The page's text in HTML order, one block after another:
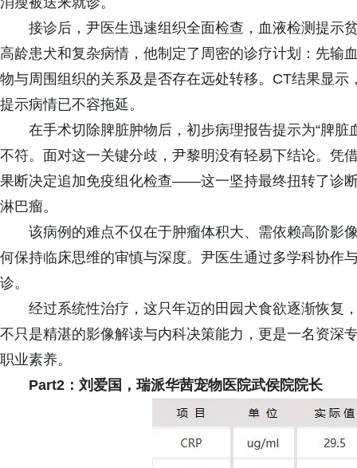
接诊后，尹医生迅速组织全面检查，血液检测提示
高龄患犬和复杂病情，他制定了周密的诊疗计划：先输
物与周围组织的关系及是否存在远处转移。CT结果显
提示病情已不容拖延。
在手术切除脾脏肿物后，初步病理报告提示为“脾
不符。面对这一关键分歧，尹黎明没有轻易下结论。凭
果断决定追加免疫组化检查——这一坚持最终扭转了诊
淋巴瘤。
该病例的难点不仅在于肿瘤体积大、需依赖高阶影
何保持临床思维的审慎与深度。尹医生通过多学科协作
诊。
经过系统性治疗，这只年迈的田园犬食欲逐渐恢复
不只是精湛的影像解读与内科决策能力，更是一名资深
职业素养。
Part2：刘爱国，瑞派华茜宠物医院武侯院院长